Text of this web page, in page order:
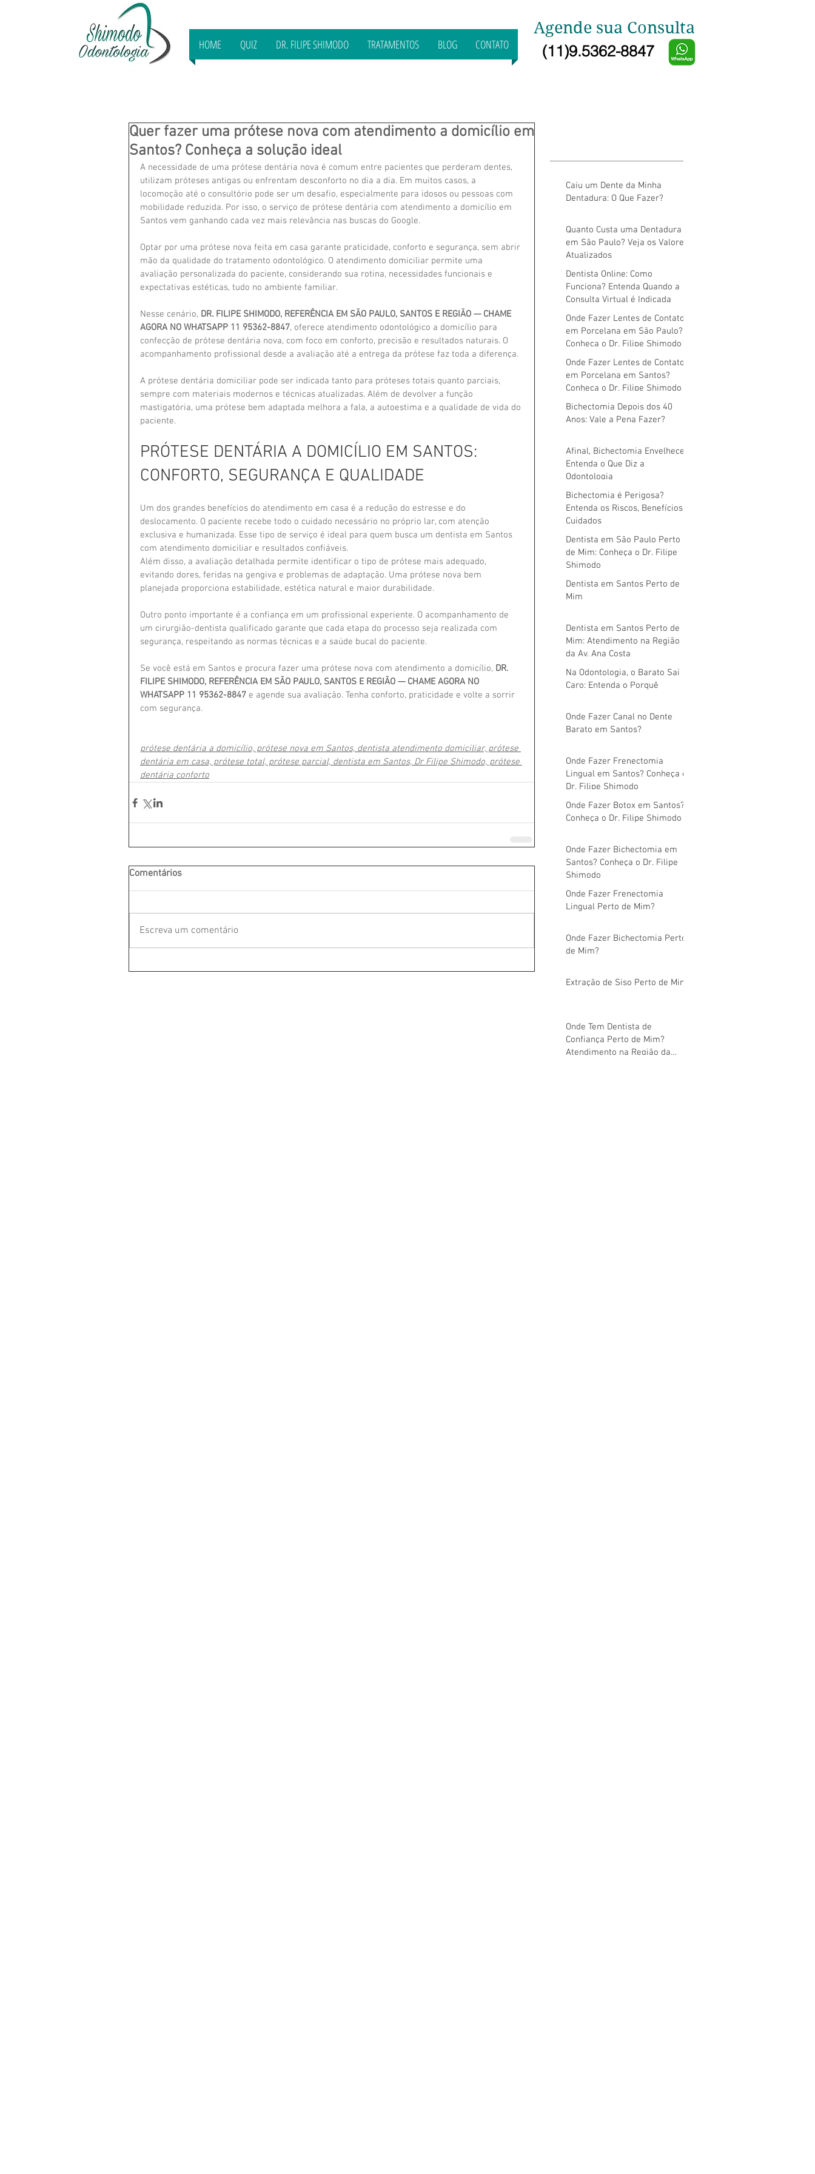
HOME QUIZ DR. FILIPE SHIMODO TRATAMENTOS BLOG CONTATO
Agende sua Consulta
(11)9.5362-8847
Quer fazer uma prótese nova com atendimento a domicílio em
Santos? Conheça a solução ideal
A necessidade de uma prótese dentária nova é comum entre pacientes que perderam dentes,
utilizam próteses antigas ou enfrentam desconforto no dia a dia. Em muitos casos, a
locomoção até o consultório pode ser um desafio, especialmente para idosos ou pessoas com
mobilidade reduzida. Por isso, o serviço de prótese dentária com atendimento a domicílio em
Santos vem ganhando cada vez mais relevância nas buscas do Google.
Optar por uma prótese nova feita em casa garante praticidade, conforto e segurança, sem abrir
mão da qualidade do tratamento odontológico. O atendimento domiciliar permite uma
avaliação personalizada do paciente, considerando sua rotina, necessidades funcionais e
expectativas estéticas, tudo no ambiente familiar.
Nesse cenário, DR. FILIPE SHIMODO, REFERÊNCIA EM SÃO PAULO, SANTOS E REGIÃO — CHAME
AGORA NO WHATSAPP 11 95362-8847, oferece atendimento odontológico a domicílio para
confecção de prótese dentária nova, com foco em conforto, precisão e resultados naturais. O
acompanhamento profissional desde a avaliação até a entrega da prótese faz toda a diferença.
A prótese dentária domiciliar pode ser indicada tanto para próteses totais quanto parciais,
sempre com materiais modernos e técnicas atualizadas. Além de devolver a função
mastigatória, uma prótese bem adaptada melhora a fala, a autoestima e a qualidade de vida do
paciente.
PRÓTESE DENTÁRIA A DOMICÍLIO EM SANTOS:
CONFORTO, SEGURANÇA E QUALIDADE
Um dos grandes benefícios do atendimento em casa é a redução do estresse e do
deslocamento. O paciente recebe todo o cuidado necessário no próprio lar, com atenção
exclusiva e humanizada. Esse tipo de serviço é ideal para quem busca um dentista em Santos
com atendimento domiciliar e resultados confiáveis.
Além disso, a avaliação detalhada permite identificar o tipo de prótese mais adequado,
evitando dores, feridas na gengiva e problemas de adaptação. Uma prótese nova bem
planejada proporciona estabilidade, estética natural e maior durabilidade.
Outro ponto importante é a confiança em um profissional experiente. O acompanhamento de
um cirurgião-dentista qualificado garante que cada etapa do processo seja realizada com
segurança, respeitando as normas técnicas e a saúde bucal do paciente.
Se você está em Santos e procura fazer uma prótese nova com atendimento a domicílio, DR.
FILIPE SHIMODO, REFERÊNCIA EM SÃO PAULO, SANTOS E REGIÃO — CHAME AGORA NO
WHATSAPP 11 95362-8847 e agende sua avaliação. Tenha conforto, praticidade e volte a sorrir
com segurança.
prótese dentária a domicílio, prótese nova em Santos, dentista atendimento domiciliar, prótese
dentária em casa, prótese total, prótese parcial, dentista em Santos, Dr Filipe Shimodo, prótese
dentária conforto
Comentários
Escreva um comentário
Caiu um Dente da Minha
Dentadura: O Que Fazer?
Quanto Custa uma Dentadura
em São Paulo? Veja os Valores
Atualizados
Dentista Online: Como
Funciona? Entenda Quando a
Consulta Virtual é Indicada
Onde Fazer Lentes de Contato
em Porcelana em São Paulo?
Conheça o Dr. Filipe Shimodo
Onde Fazer Lentes de Contato
em Porcelana em Santos?
Conheça o Dr. Filipe Shimodo
Bichectomia Depois dos 40
Anos: Vale a Pena Fazer?
Afinal, Bichectomia Envelhece?
Entenda o Que Diz a
Odontologia
Bichectomia é Perigosa?
Entenda os Riscos, Benefícios e
Cuidados
Dentista em São Paulo Perto
de Mim: Conheça o Dr. Filipe
Shimodo
Dentista em Santos Perto de
Mim
Dentista em Santos Perto de
Mim: Atendimento na Região
da Av. Ana Costa
Na Odontologia, o Barato Sai
Caro: Entenda o Porquê
Onde Fazer Canal no Dente
Barato em Santos?
Onde Fazer Frenectomia
Lingual em Santos? Conheça o
Dr. Filipe Shimodo
Onde Fazer Botox em Santos?
Conheça o Dr. Filipe Shimodo
Onde Fazer Bichectomia em
Santos? Conheça o Dr. Filipe
Shimodo
Onde Fazer Frenectomia
Lingual Perto de Mim?
Onde Fazer Bichectomia Perto
de Mim?
Extração de Siso Perto de Mim
Onde Tem Dentista de
Confiança Perto de Mim?
Atendimento na Região da